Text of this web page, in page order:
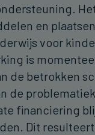
en
voor
is
de betrokken
de
financiering
Dit